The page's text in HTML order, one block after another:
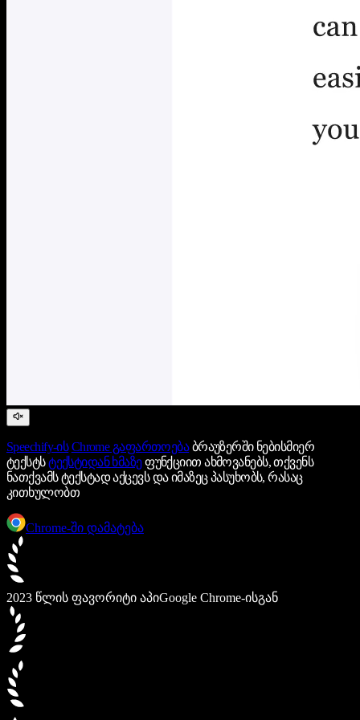
Speechify-ის Chrome გაფართოებაბრაუზერში ნებისმიერ
ტექსტსტექსტიდან ხმაზეფუნქციით ახმოვანებს, თქვენს
ნათქვამს ტექსტად აქცევს და იმაზეც პასუხობს, რასაც
კითხულობთ
Chrome-ში დამატება
2023 წლის ფავორიტი აპიGoogle Chrome-ისგან